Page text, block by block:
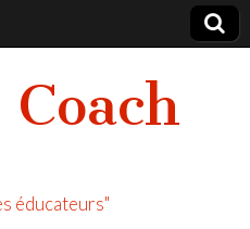
éducateurs"